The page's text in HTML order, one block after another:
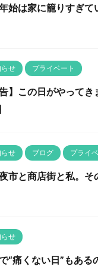
始は家に籠りすぎて
せ プライベート
告】この日がやって
せ ブログ プライ
市と商店街と私。そ
せ
“痛くない日”もある